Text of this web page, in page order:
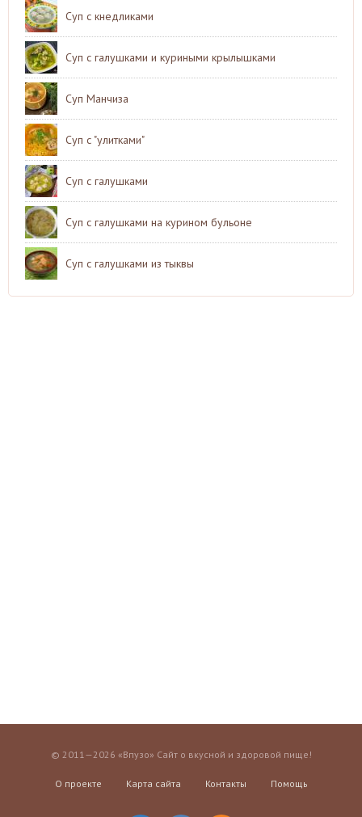
Суп с кнедликами
Суп с галушками и куриными крылышками
Суп Манчиза
Суп с "улитками"
Суп с галушками
Суп с галушками на курином бульоне
Суп с галушками из тыквы
© 2011—2026 «Впузо» Сайт о вкусной и здоровой пище!
О проекте Карта сайта Контакты Помощь